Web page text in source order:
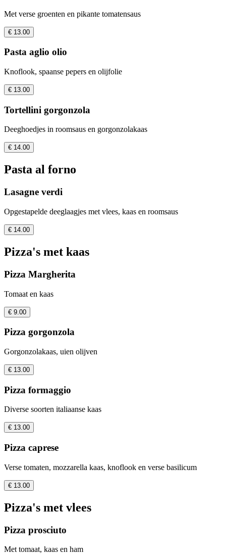
Met verse groenten en pikante tomatensaus
€ 13.00
Pasta aglio olio
Knoflook, spaanse pepers en olijfolie
€ 13.00
Tortellini gorgonzola
Deeghoedjes in roomsaus en gorgonzolakaas
€ 14.00
Pasta al forno
Lasagne verdi
Opgestapelde deeglaagjes met vlees, kaas en roomsaus
€ 14.00
Pizza's met kaas
Pizza Margherita
Tomaat en kaas
€ 9.00
Pizza gorgonzola
Gorgonzolakaas, uien olijven
€ 13.00
Pizza formaggio
Diverse soorten italiaanse kaas
€ 13.00
Pizza caprese
Verse tomaten, mozzarella kaas, knoflook en verse basilicum
€ 13.00
Pizza's met vlees
Pizza prosciuto
Met tomaat, kaas en ham